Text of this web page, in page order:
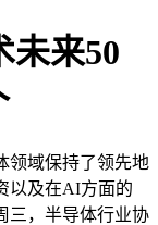
未来50
域保持了领先地
以及在AI方面的
三，半导体行业协